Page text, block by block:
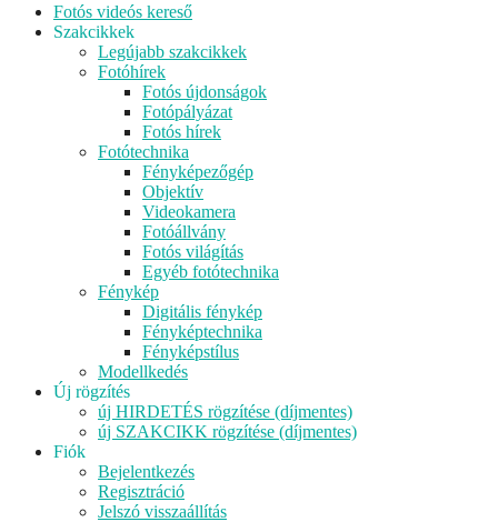
Fotós videós kereső
Szakcikkek
Legújabb szakcikkek
Fotóhírek
Fotós újdonságok
Fotópályázat
Fotós hírek
Fotótechnika
Fényképezőgép
Objektív
Videokamera
Fotóállvány
Fotós világítás
Egyéb fotótechnika
Fénykép
Digitális fénykép
Fényképtechnika
Fényképstílus
Modellkedés
Új rögzítés
új HIRDETÉS rögzítése (díjmentes)
új SZAKCIKK rögzítése (díjmentes)
Fiók
Bejelentkezés
Regisztráció
Jelszó visszaállítás